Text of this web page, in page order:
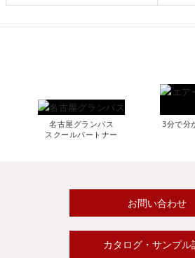
名古屋グランパス
スクールパートナー
3分で分
お問い合わせ
カタログ・サンプル